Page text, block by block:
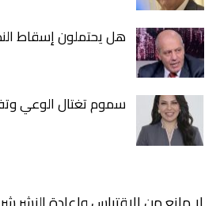
هل يحتملون إسقاط
سموم تغتال الوعي